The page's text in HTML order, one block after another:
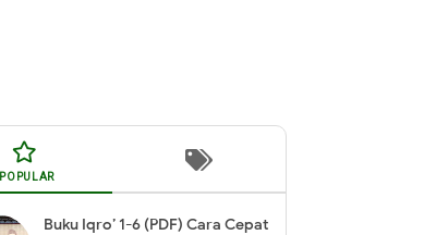
POPULAR
Buku Iqro’ 1-6 (PDF) Cara Cepat